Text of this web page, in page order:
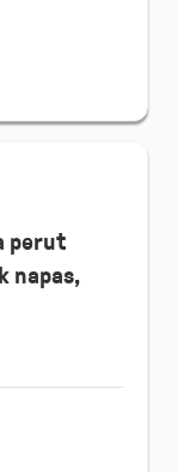
perut
napas,